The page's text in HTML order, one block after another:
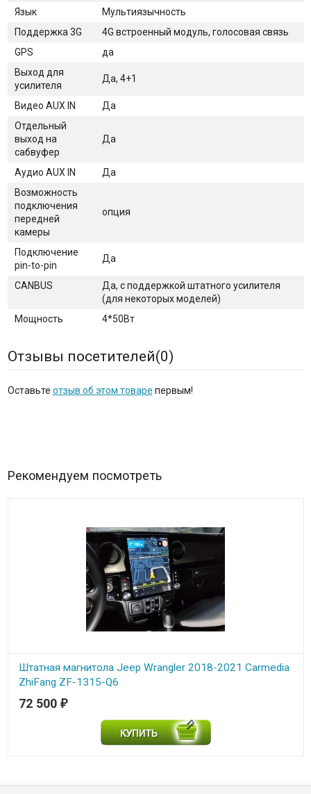
Язык
Мультиязычность
Поддержка 3G
4G встроенный модуль, голосовая связь
GPS
да
Выход для
усилителя
Да, 4+1
Видео AUX IN
Да
Отдельный
выход на
сабвуфер
Да
Аудио AUX IN
Да
Возможность
подключения
передней
камеры
опция
Подключение
pin-to-pin
Да
CANBUS
Да, с поддержкой штатного усилителя
(для некоторых моделей)
Мощность
4*50Вт
Отзывы посетителей(0)
Оставьте отзыв об этом товаре первым!
Рекомендуем посмотреть
Штатная магнитола Jeep Wrangler 2018-2021 Carmedia
ZhiFang ZF-1315-Q6
В наличии
Магнитола для Jeep Wrangler 2018+ Carmedia ZF-1315-Q6 ("Тесла-
Стиль") Android 11, 8ГБ+128ГБ, SIM-слот
72 500 ₽